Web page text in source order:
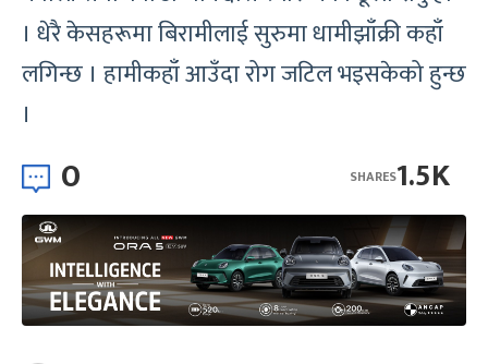
। धेरै केसहरूमा बिरामीलाई सुरुमा धामीझाँक्री कहाँ
लगिन्छ । हामीकहाँ आउँदा रोग जटिल भइसकेको हुन्छ
।
0 1.5K
SHARES